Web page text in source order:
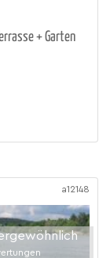
+ Garten
a12148